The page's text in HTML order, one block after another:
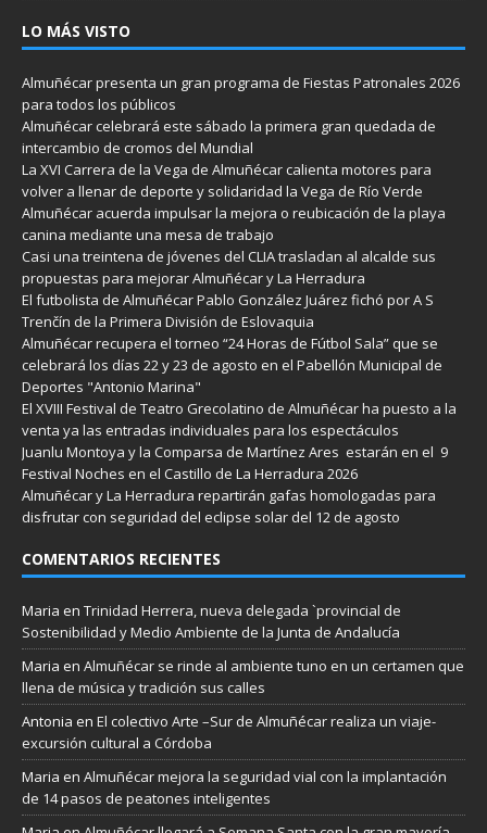
LO MÁS VISTO
Almuñécar presenta un gran programa de Fiestas Patronales 2026
para todos los públicos
Almuñécar celebrará este sábado la primera gran quedada de
intercambio de cromos del Mundial
La XVI Carrera de la Vega de Almuñécar calienta motores para
volver a llenar de deporte y solidaridad la Vega de Río Verde
Almuñécar acuerda impulsar la mejora o reubicación de la playa
canina mediante una mesa de trabajo
Casi una treintena de jóvenes del CLIA trasladan al alcalde sus
propuestas para mejorar Almuñécar y La Herradura
El futbolista de Almuñécar Pablo González Juárez fichó por A S
Trenčín de la Primera División de Eslovaquia
Almuñécar recupera el torneo “24 Horas de Fútbol Sala” que se
celebrará los días 22 y 23 de agosto en el Pabellón Municipal de
Deportes "Antonio Marina"
El XVIII Festival de Teatro Grecolatino de Almuñécar ha puesto a la
venta ya las entradas individuales para los espectáculos
Juanlu Montoya y la Comparsa de Martínez Ares estarán en el 9
Festival Noches en el Castillo de La Herradura 2026
Almuñécar y La Herradura repartirán gafas homologadas para
disfrutar con seguridad del eclipse solar del 12 de agosto
COMENTARIOS RECIENTES
Maria en Trinidad Herrera, nueva delegada `provincial de
Sostenibilidad y Medio Ambiente de la Junta de Andalucía
Maria en Almuñécar se rinde al ambiente tuno en un certamen que
llena de música y tradición sus calles
Antonia en El colectivo Arte –Sur de Almuñécar realiza un viaje-
excursión cultural a Córdoba
Maria en Almuñécar mejora la seguridad vial con la implantación
de 14 pasos de peatones inteligentes